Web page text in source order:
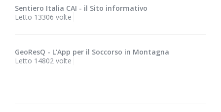
Sentiero Italia CAI - il Sito informativo
Letto 13306 volte
GeoResQ - L'App per il Soccorso in Montagna
Letto 14802 volte